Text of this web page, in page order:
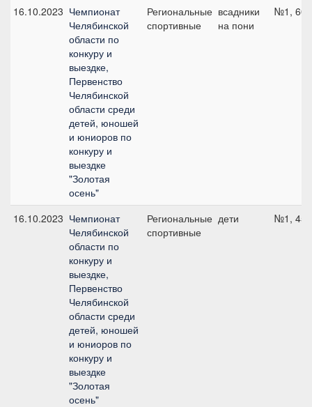
16.10.2023 Чемпионат
Челябинской
области по
конкуру и
выездке,
Первенство
Челябинской
области среди
детей, юношей
и юниоров по
конкуру и
выездке
"Золотая
осень"
Региональные
спортивные
всадники
на пони
№1, 60
16.10.2023 Чемпионат
Челябинской
области по
конкуру и
выездке,
Первенство
Челябинской
области среди
детей, юношей
и юниоров по
конкуру и
выездке
"Золотая
осень"
Региональные
спортивные
дети №1, 45